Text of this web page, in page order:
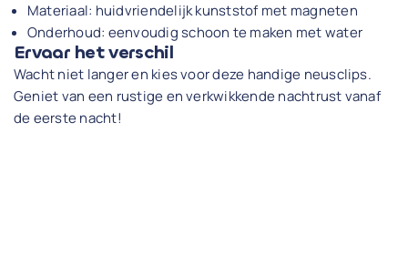
Materiaal: huidvriendelijk kunststof met magneten
Onderhoud: eenvoudig schoon te maken met water
Ervaar het verschil
Wacht niet langer en kies voor deze handige neusclips.
Geniet van een rustige en verkwikkende nachtrust vanaf
de eerste nacht!